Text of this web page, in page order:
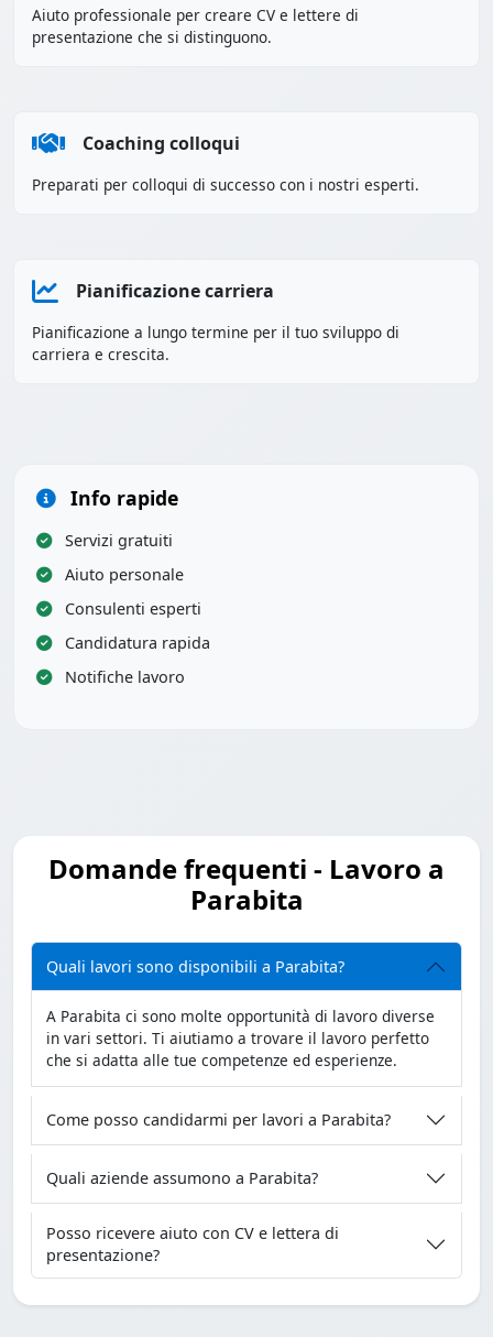
Aiuto professionale per creare CV e lettere di
presentazione che si distinguono.
Coaching colloqui
Preparati per colloqui di successo con i nostri esperti.
Pianificazione carriera
Pianificazione a lungo termine per il tuo sviluppo di
carriera e crescita.
Info rapide
Servizi gratuiti
Aiuto personale
Consulenti esperti
Candidatura rapida
Notifiche lavoro
Domande frequenti - Lavoro a
Parabita
Quali lavori sono disponibili a Parabita?
A Parabita ci sono molte opportunità di lavoro diverse
in vari settori. Ti aiutiamo a trovare il lavoro perfetto
che si adatta alle tue competenze ed esperienze.
Come posso candidarmi per lavori a Parabita?
Quali aziende assumono a Parabita?
Posso ricevere aiuto con CV e lettera di
presentazione?